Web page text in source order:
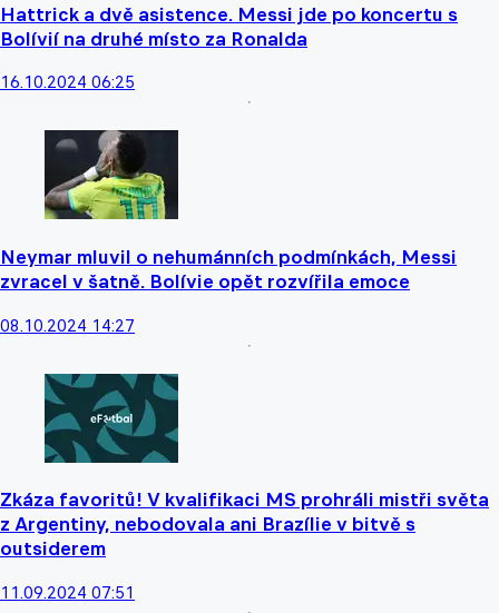
Hattrick a dvě asistence. Messi jde po koncertu s
Bolívií na druhé místo za Ronalda
16.10.2024 06:25
Neymar mluvil o nehumánních podmínkách, Messi
zvracel v šatně. Bolívie opět rozvířila emoce
08.10.2024 14:27
Zkáza favoritů! V kvalifikaci MS prohráli mistři světa
z Argentiny, nebodovala ani Brazílie v bitvě s
outsiderem
11.09.2024 07:51